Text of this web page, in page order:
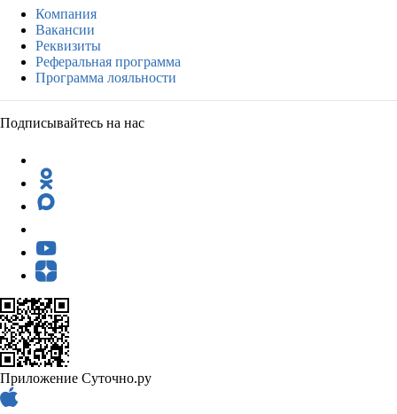
Компания
Вакансии
Реквизиты
Реферальная программа
Программа лояльности
Подписывайтесь на нас
Приложение Суточно.ру